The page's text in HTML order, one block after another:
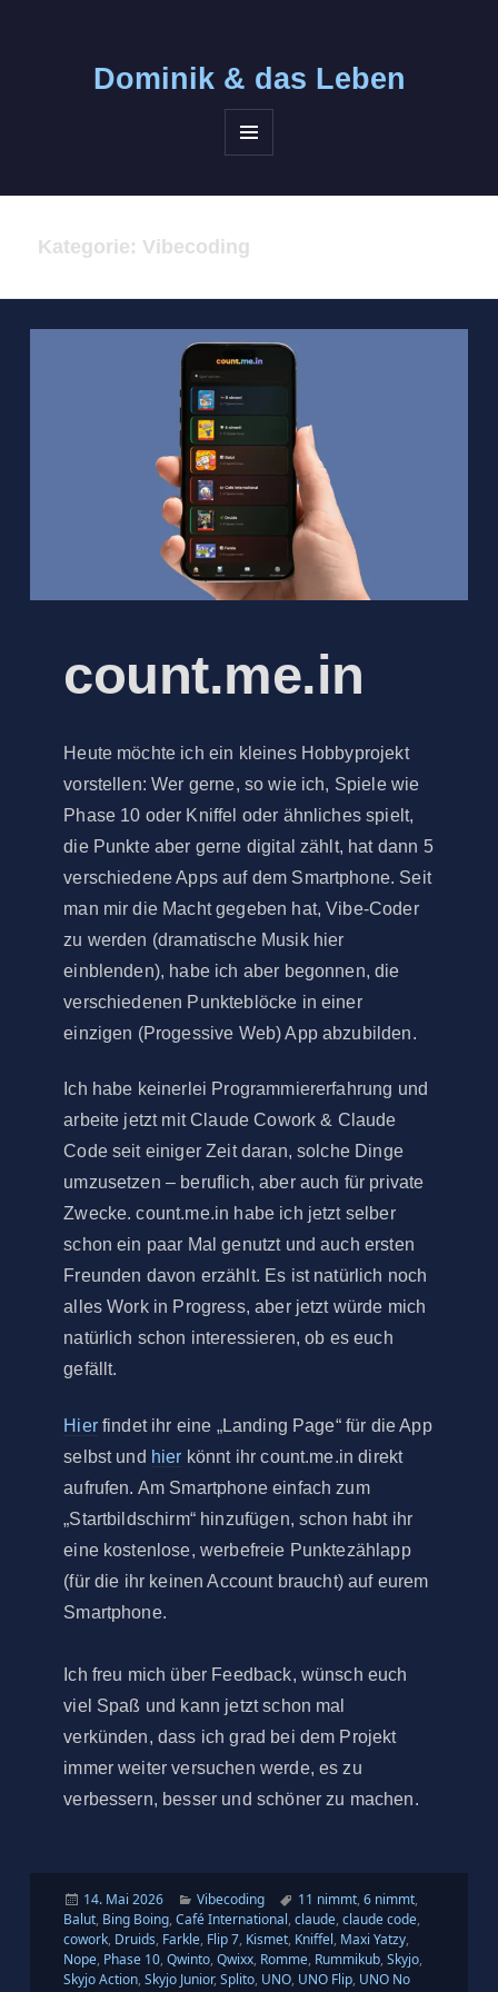
Dominik & das Leben
WIDGETS
Kategorie: Vibecoding
count.me.in
Heute möchte ich ein kleines Hobbyprojekt
vorstellen: Wer gerne, so wie ich, Spiele wie
Phase 10 oder Kniffel oder ähnliches spielt,
die Punkte aber gerne digital zählt, hat dann 5
verschiedene Apps auf dem Smartphone. Seit
man mir die Macht gegeben hat, Vibe-Coder
zu werden (dramatische Musik hier
einblenden), habe ich aber begonnen, die
verschiedenen Punkteblöcke in einer
einzigen (Progessive Web) App abzubilden.
Ich habe keinerlei Programmiererfahrung und
arbeite jetzt mit Claude Cowork & Claude
Code seit einiger Zeit daran, solche Dinge
umzusetzen – beruflich, aber auch für private
Zwecke. count.me.in habe ich jetzt selber
schon ein paar Mal genutzt und auch ersten
Freunden davon erzählt. Es ist natürlich noch
alles Work in Progress, aber jetzt würde mich
natürlich schon interessieren, ob es euch
gefällt.
Hierfindet ihr eine „Landing Page“ für die App
selbst und hier könnt ihr count.me.in direkt
aufrufen. Am Smartphone einfach zum
„Startbildschirm“ hinzufügen, schon habt ihr
eine kostenlose, werbefreie Punktezählapp
(für die ihr keinen Account braucht) auf eurem
Smartphone.
Ich freu mich über Feedback, wünsch euch
viel Spaß und kann jetzt schon mal
verkünden, dass ich grad bei dem Projekt
immer weiter versuchen werde, es zu
verbessern, besser und schöner zu machen.
Veröffentlicht
am
14. Mai 2026 Kategorien
Vibecoding Schlagwörter
11 nimmt,6 nimmt,
Balut, Bing Boing,Café International,claude,claude code,
cowork, Druids, Farkle, Flip 7, Kismet, Kniffel, Maxi Yatzy,
Nope, Phase 10,Qwinto,Qwixx, Romme, Rummikub,Skyjo,
Skyjo Action,Skyjo Junior,Splito, UNO, UNO Flip, UNO No